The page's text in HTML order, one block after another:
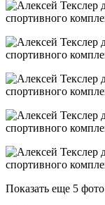
Показать еще 5 фото